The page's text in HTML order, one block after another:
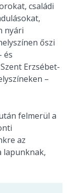
családi
nyári
őszi
és
Erzsébet-
–
felmerül a
az
lapunknak,